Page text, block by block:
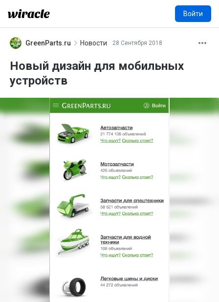
Войти
G GreenParts.ru Новости 28 Сентября 2018
Новый дизайн для мобильных
устройств